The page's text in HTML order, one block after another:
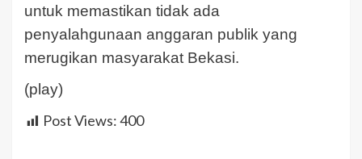
untuk memastikan tidak ada
penyalahgunaan anggaran publik yang
merugikan masyarakat Bekasi.
(play)
Post Views:400